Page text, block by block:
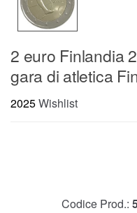
2 euro Finlandia
gara di atletica
2025Wishlist
Codice Prod.: